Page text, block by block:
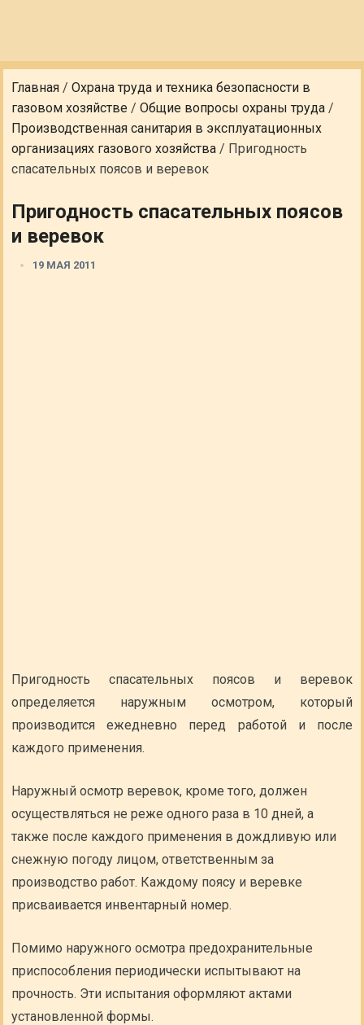
Главная /Охрана труда и техника безопасности в
газовом хозяйстве /Общие вопросы охраны труда /
Производственная санитария в эксплуатационных
организациях газового хозяйства / Пригодность
спасательных поясов и веревок
Пригодность спасательных поясов
и веревок
19 МАЯ 2011
Пригодность спасательных поясов и веревок
определяется наружным осмотром, который
производится ежедневно перед работой и после
каждого применения.
Наружный осмотр веревок, кроме того, должен
осуществляться не реже одного раза в 10 дней, а
также после каждого применения в дождливую или
снежную погоду лицом, ответственным за
производство работ. Каждому поясу и веревке
присваивается инвентарный номер.
Помимо наружного осмотра предохранительные
приспособления периодически испытывают на
прочность. Эти испытания оформляют актами
установленной формы.